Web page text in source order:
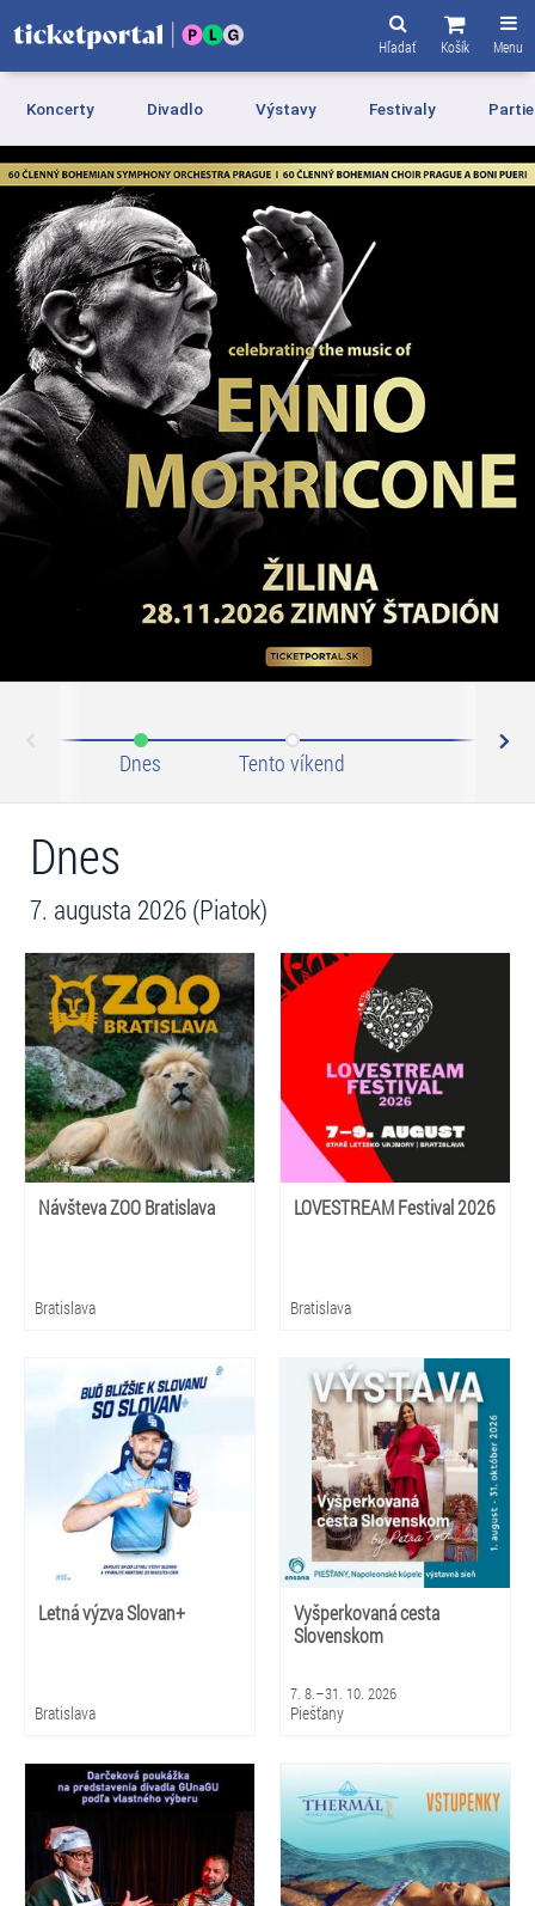
Menu
Košík
Hľadať
Koncerty Divadlo Výstavy Festivaly
Dnes Tento víkend
Dnes
7. augusta 2026 (Piatok)
Návšteva ZOO Bratislava
Bratislava
LOVESTREAM Festival 2026
Bratislava
Letná výzva Slovan+
Bratislava
Vyšperkovaná cesta
Slovenskom
7. 8.–31. 10. 2026
Piešťany